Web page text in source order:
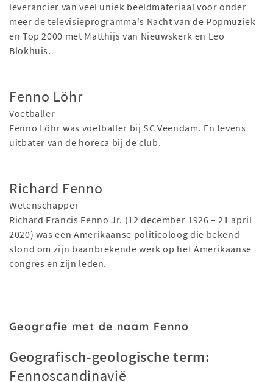
leverancier van veel uniek beeldmateriaal voor onder
meer de televisieprogramma's Nacht van de Popmuziek
en Top 2000 met Matthijs van Nieuwskerk en Leo
Blokhuis.
Fenno Löhr
Voetballer
Fenno Löhr was voetballer bij SC Veendam. En tevens
uitbater van de horeca bij de club.
Richard Fenno
Wetenschapper
Richard Francis Fenno Jr. (12 december 1926 – 21 april
2020) was een Amerikaanse politicoloog die bekend
stond om zijn baanbrekende werk op het Amerikaanse
congres en zijn leden.
Geografie met de naam Fenno
Geografisch-geologische term:
Fennoscandinavië